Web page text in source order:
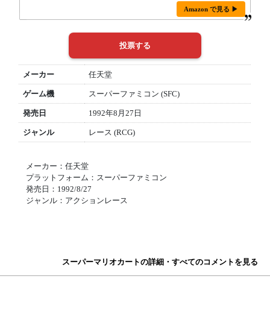
Amazon で見る ▶
メーカー 任天堂
ゲーム機 スーパーファミコン (SFC)
発売日 1992年8月27日
ジャンル レース (RCG)
メーカー：任天堂
プラットフォーム：スーパーファミコン
発売日：1992/8/27
ジャンル：アクションレース
スーパーマリオカートの詳細・すべてのコメントを見る